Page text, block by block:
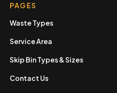
PAGES
Waste Types
Service Area
Skip Bin Types & Sizes
Contact Us